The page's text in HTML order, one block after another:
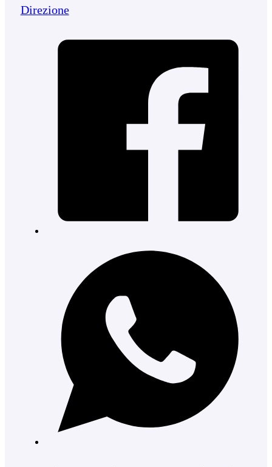
Direzione